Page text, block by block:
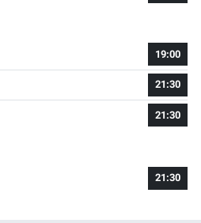
19:00
21:30
21:30
21:30